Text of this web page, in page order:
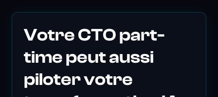
Votre CTO part-
time peut aussi
piloter votre